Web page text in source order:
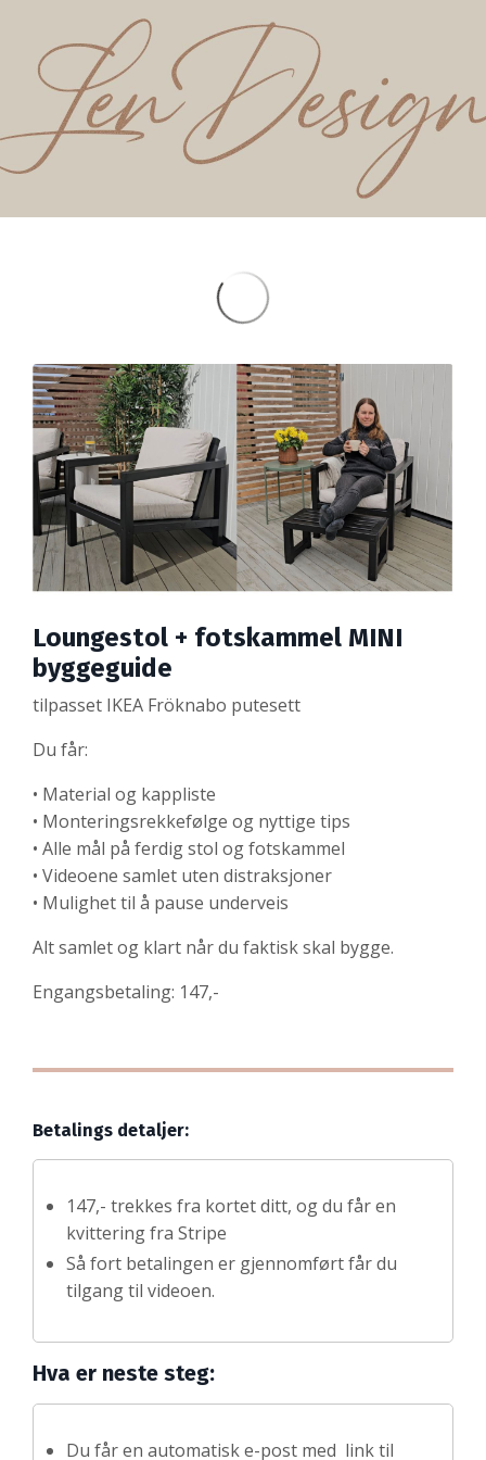
Loungestol + fotskammel MINI
byggeguide
tilpasset IKEA Fröknabo putesett
Du får:
• Material og kappliste
• Monteringsrekkefølge og nyttige tips
• Alle mål på ferdig stol og fotskammel
• Videoene samlet uten distraksjoner
• Mulighet til å pause underveis
Alt samlet og klart når du faktisk skal bygge.
Engangsbetaling: 147,-
Betalings detaljer:
147,- trekkes fra kortet ditt, og du får en
kvittering fra Stripe
Så fort betalingen er gjennomført får du
tilgang til videoen.
Hva er neste steg:
Du får en automatisk e-post med link til